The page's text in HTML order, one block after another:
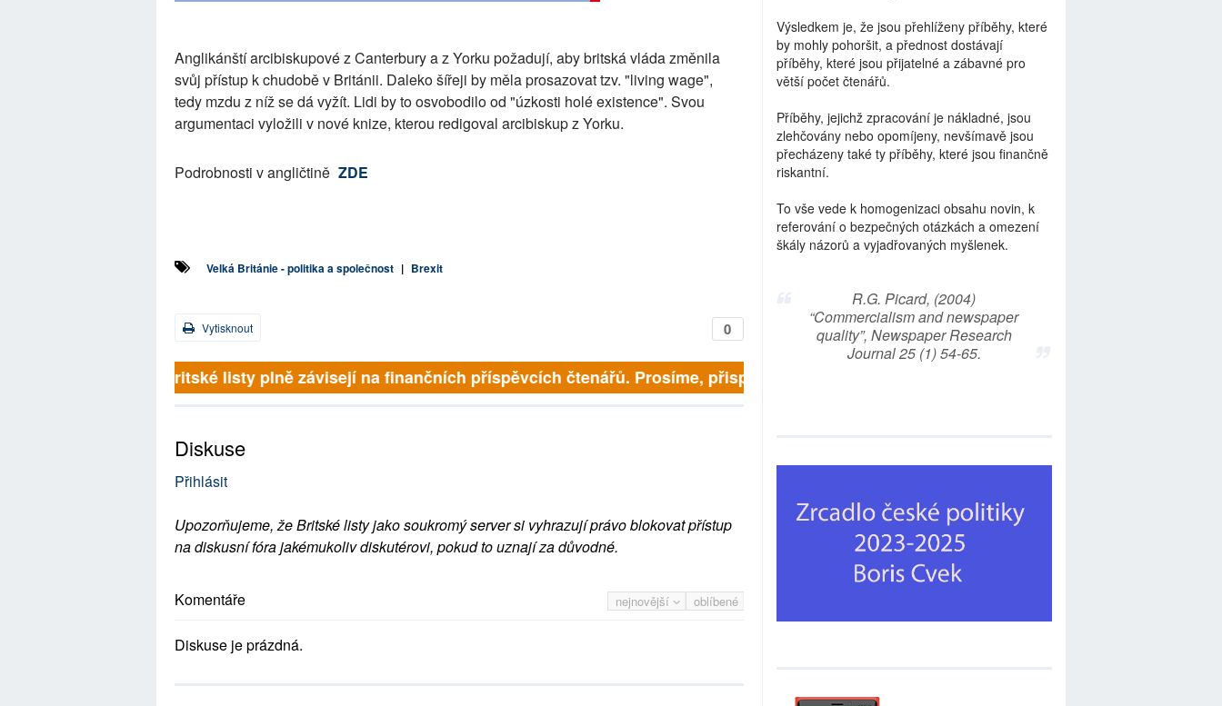
Anglikánští arcibiskupové z Canterbury a z Yorku požadují, aby britská vláda změnila
svůj přístup k chudobě v Británii. Daleko šířeji by měla prosazovat tzv. "living wage",
tedy mzdu z níž se dá vyžít. Lidi by to osvobodilo od "úzkosti holé existence". Svou
argumentaci vyložili v nové knize, kterou redigoval arcibiskup z Yorku.
Podrobnosti v angličtině ZDE
Velká Británie - politika a společnost | Brexit
0
Vytisknout
Britské listy plně závisejí na finančních příspěvcích čtenářů. Prosíme, přispějte. ➥
Diskuse
Přihlásit
Upozorňujeme, že Britské listy jako soukromý server si vyhrazují právo blokovat přístup
na diskusní fóra jakémukoliv diskutérovi, pokud to uznají za důvodné.
nejnovější oblíbené
Komentáře
Diskuse je prázdná.
Výsledkem je, že jsou přehlíženy příběhy, které
by mohly pohoršit, a přednost dostávají
příběhy, které jsou přijatelné a zábavné pro
větší počet čtenářů.
Příběhy, jejichž zpracování je nákladné, jsou
zlehčovány nebo opomíjeny, nevšímavě jsou
přecházeny také ty příběhy, které jsou finančně
riskantní.
To vše vede k homogenizaci obsahu novin, k
referování o bezpečných otázkách a omezení
škály názorů a vyjadřovaných myšlenek.
R.G. Picard, (2004)
“Commercialism and newspaper
quality”, Newspaper Research
Journal 25 (1) 54-65.